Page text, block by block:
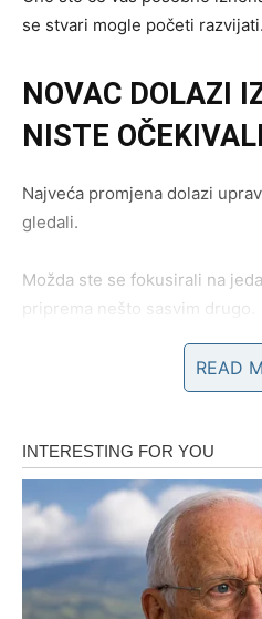
se stvari mogle početi razvijati.
NOVAC DOLAZI
NISTE OČEKIVALI
Najveća promjena dolazi
gledali.
Možda ste se fokusirali na
priprema nešto sasvim drugo.
Jedan razgovor, jedan susret
pokrenuti lanac događaja koji
Zvijezde poručuju da budete
prilike.
Nemojte odbijati ono što na
READ